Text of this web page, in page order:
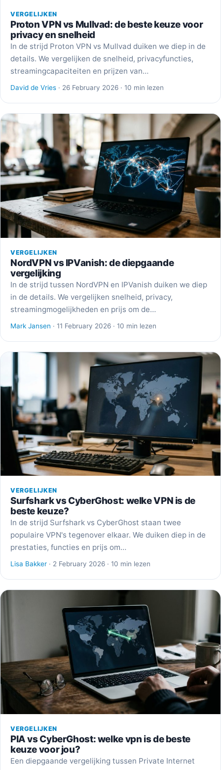
VERGELIJKEN
Proton VPN vs Mullvad: de beste keuze voor
privacy en snelheid
In de strijd Proton VPN vs Mullvad duiken we diep in de
details. We vergelijken de snelheid, privacyfuncties,
streamingcapaciteiten en prijzen van…
David de Vries · 26 February 2026 · 10 min lezen
VERGELIJKEN
NordVPN vs IPVanish: de diepgaande
vergelijking
In de strijd tussen NordVPN en IPVanish duiken we diep
in de details. We vergelijken snelheid, privacy,
streamingmogelijkheden en prijs om de…
Mark Jansen · 11 February 2026 · 10 min lezen
VERGELIJKEN
Surfshark vs CyberGhost: welke VPN is de
beste keuze?
In de strijd Surfshark vs CyberGhost staan twee
populaire VPN's tegenover elkaar. We duiken diep in de
prestaties, functies en prijs om…
Lisa Bakker · 2 February 2026 · 10 min lezen
VERGELIJKEN
PIA vs CyberGhost: welke vpn is de beste
keuze voor jou?
Een diepgaande vergelijking tussen Private Internet